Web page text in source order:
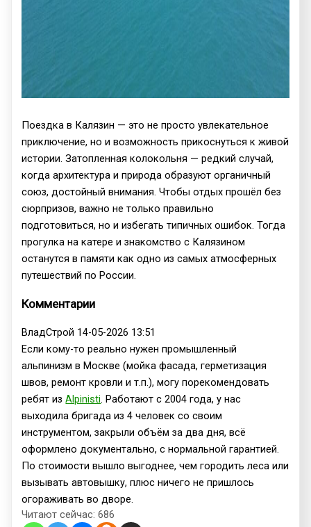
Поездка в Калязин — это не просто увлекательное
приключение, но и возможность прикоснуться к живой
истории. Затопленная колокольня — редкий случай,
когда архитектура и природа образуют органичный
союз, достойный внимания. Чтобы отдых прошёл без
сюрпризов, важно не только правильно
подготовиться, но и избегать типичных ошибок. Тогда
прогулка на катере и знакомство с Калязином
останутся в памяти как одно из самых атмосферных
путешествий по России.
Комментарии
ВладСтрой 14-05-2026 13:51
Если кому-то реально нужен промышленный
альпинизм в Москве (мойка фасада, герметизация
швов, ремонт кровли и т.п.), могу порекомендовать
ребят изAlpinisti. Работают с 2004 года, у нас
выходила бригада из 4 человек со своим
инструментом, закрыли объём за два дня, всё
оформлено документально, с нормальной гарантией.
По стоимости вышло выгоднее, чем городить леса или
вызывать автовышку, плюс ничего не пришлось
огораживать во дворе.
Читают сейчас: 686